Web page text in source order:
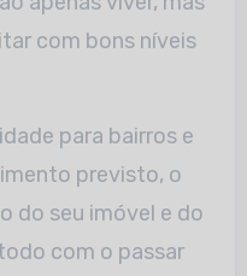
com bons níveis
para bairros e
previsto, o
do seu imóvel e do
com o passar